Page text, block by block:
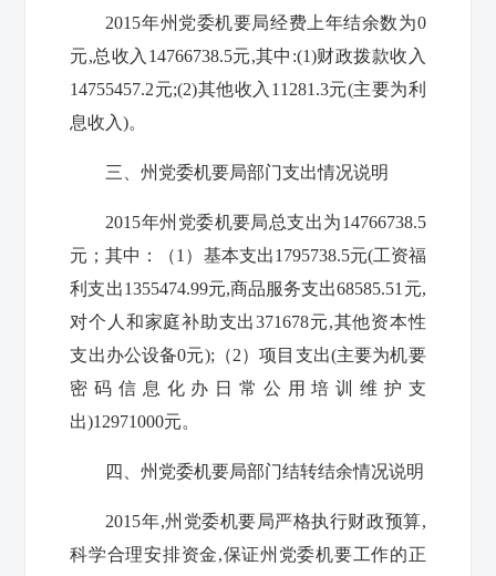
2015年州 党委机要局经费上年结余数为0
元,总收入 14766738.5元,其中 :(1)财政拨款收入
14755457.2元;(2)其他收入 11281.3元(主要为利
息收入)。
三、州党委机要局部门支出情况说明
2015年州党委机要局总支出为14766738.5
元；其中：（1 ）基本支出1795738.5元(工资福
利支出1355474.99元,商品服务支出68585.51 元,
对个人和家庭补助支出371678元,其他资本性
支出办公设备0元); （2）项目支出(主要为机要
密码信息化办日常公用培训维护支
出)12971000元。
四、州党委机要局部门结转结余情况说明
2015年,州党委机要局严格执行财政预算,
科学合理安排资金,保证州党委机要工作的正